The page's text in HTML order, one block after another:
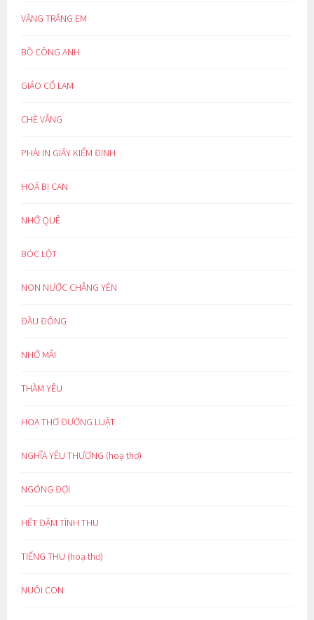
VẦNG TRĂNG EM
BỒ CÔNG ANH
GIẢO CỔ LAM
CHÈ VẰNG
PHẢI IN GIẤY KIỂM ĐỊNH
HOÁ BỊ CAN
NHỚ QUÊ
BÓC LỘT
NON NƯỚC CHẲNG YÊN
ĐẦU ĐÔNG
NHỚ MÃI
THẦM YÊU
HOẠ THƠ ĐƯỜNG LUẬT
NGHĨA YÊU THƯƠNG (hoạ thơ)
NGÓNG ĐỢI
HẾT ĐẬM TÌNH THU
TIẾNG THU (hoạ thơ)
NUÔI CON